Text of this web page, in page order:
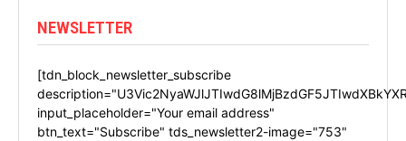
NEWSLETTER
[tdn_block_newsletter_subscribe
input_placeholder="Your email address"
btn_text="Subscribe" tds_newsletter2-image="753"